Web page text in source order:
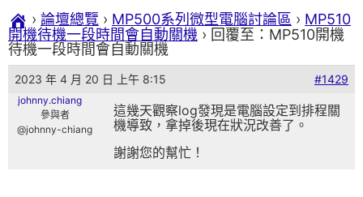
› 論壇總覽 › MP500系列微型電腦討論區 › MP510
開機待機一段時間會自動關機 › 回覆至：MP510開機
待機一段時間會自動關機
2023 年 4 月 20 日 上午 8:15 #1429
johnny.chiang
參與者
@johnny-chiang
這幾天觀察log發現是電腦設定到排程關
機導致，拿掉後現在狀況改善了。
謝謝您的幫忙！